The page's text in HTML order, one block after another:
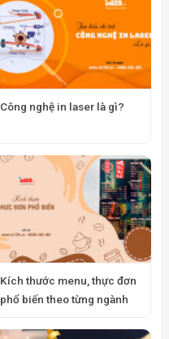
Công nghệ in laser là gì?
Kích thước menu, thực đơn
phổ biến theo từng ngành